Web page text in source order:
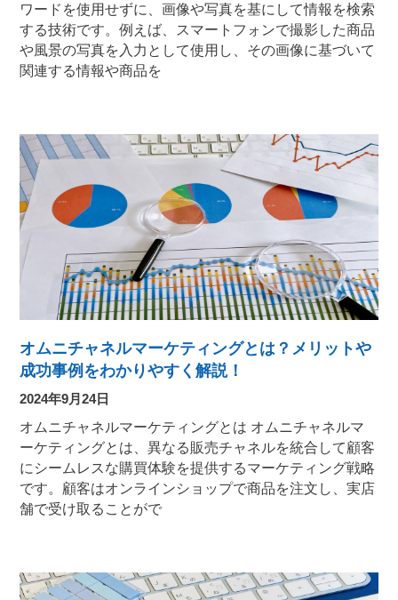
ワードを使用せずに、画像や写真を基にして情報を検索
する技術です。例えば、スマートフォンで撮影した商品
や風景の写真を入力として使用し、その画像に基づいて
関連する情報や商品を
オムニチャネルマーケティングとは？メリットや
成功事例をわかりやすく解説！
2024年9月24日
オムニチャネルマーケティングとは オムニチャネルマ
ーケティングとは、異なる販売チャネルを統合して顧客
にシームレスな購買体験を提供するマーケティング戦略
です。顧客はオンラインショップで商品を注文し、実店
舗で受け取ることがで